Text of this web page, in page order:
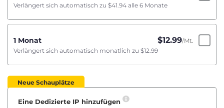
Verlängert sich automatisch zu $41.94 alle 6 Monate
1 Monat $12.99/Mt.
Verlängert sich automatisch monatlich zu $12.99
Neue Schauplätze
Eine Dedizierte IP hinzufügen